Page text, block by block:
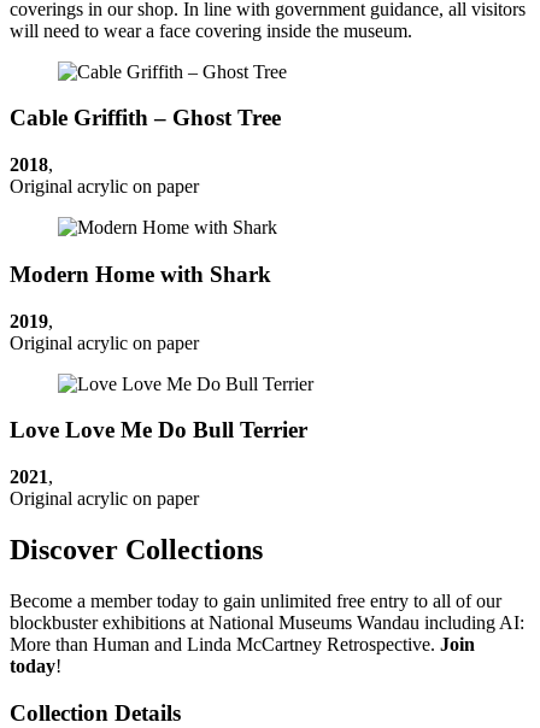
coverings in our shop. In line with government guidance, all visitors
will need to wear a face covering inside the museum.
Cable Griffith – Ghost Tree
2018,
Original acrylic on paper
Modern Home with Shark
2019,
Original acrylic on paper
Love Love Me Do Bull Terrier
2021,
Original acrylic on paper
Discover Collections
Become a member today to gain unlimited free entry to all of our
blockbuster exhibitions at National Museums Wandau including AI:
More than Human and Linda McCartney Retrospective. Join
today!
Collection Details